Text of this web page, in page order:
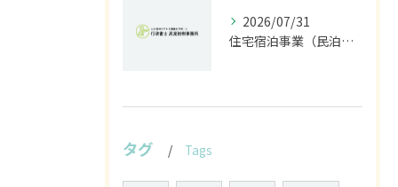
2026/07/31
住宅宿泊事業（民泊）届出を石川県・富山県・福井県で進めるための正しい窓口と必要書類ガイド
タグ Tags